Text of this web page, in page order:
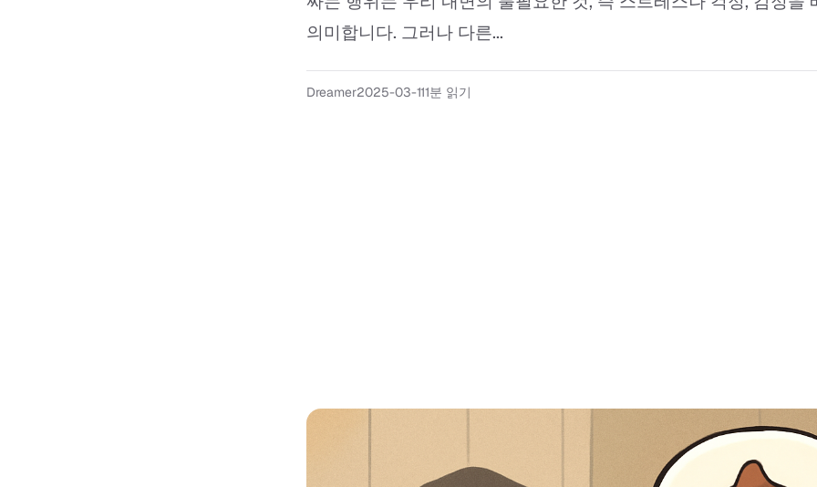
의미합니다. 그러나 다른...
Dreamer2025-03-111분 읽기